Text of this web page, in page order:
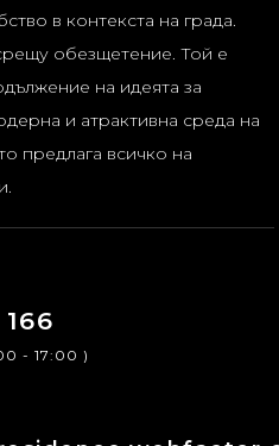
в контекста на града.
обезщетение. Той е
на идеята за
и атрактивна среда на
предлага всичко на
- 17:00 )